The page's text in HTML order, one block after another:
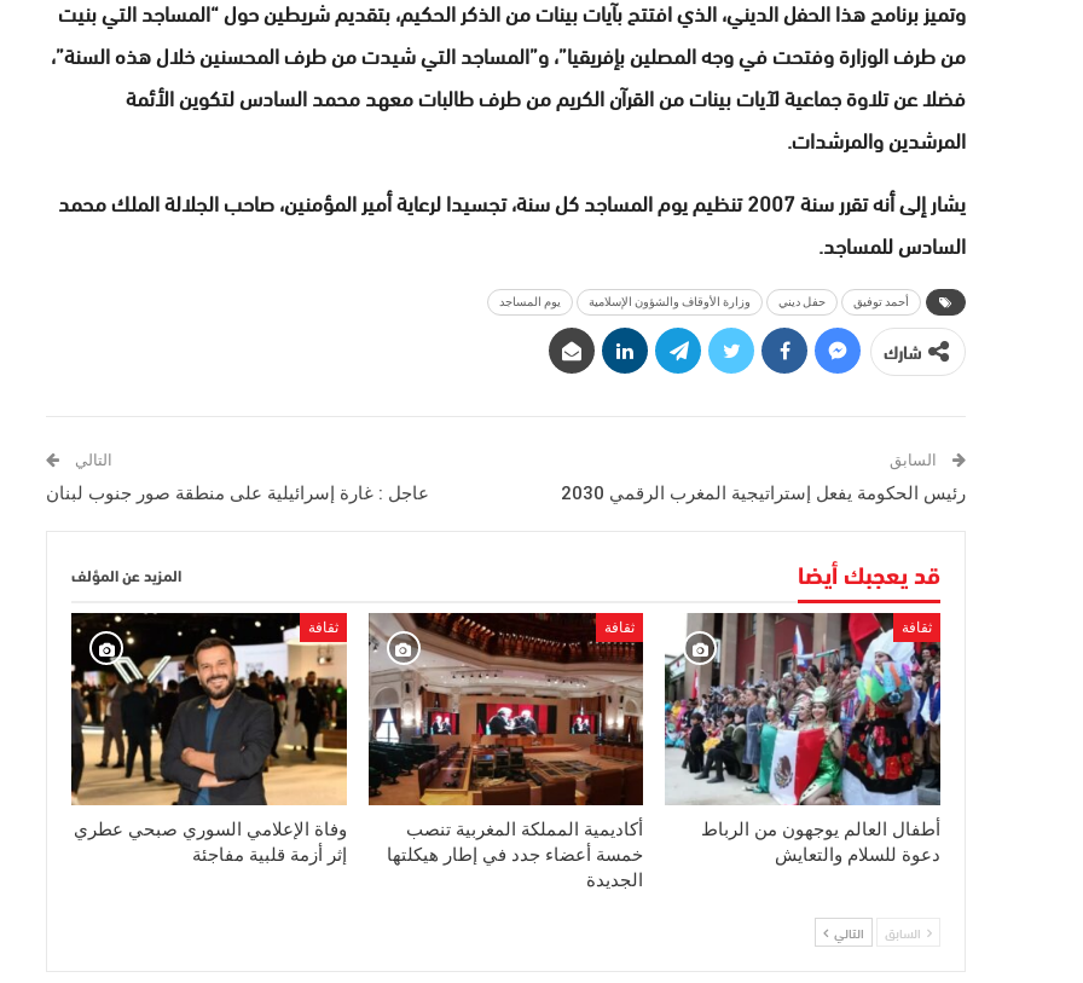
وتميز برنامج هذا الحفل الديني، الذي افتتح بآيات بينات من الذكر الحكيم، بتقديم شريطين حول “المساجد التي بنيت
من طرف الوزارة وفتحت في وجه المصلين بإفريقيا”، و”المساجد التي شيدت من طرف المحسنين خلال هذه السنة”،
فضلا عن تلاوة جماعية لآيات بينات من القرآن الكريم من طرف طالبات معهد محمد السادس لتكوين الأئمة
المرشدين والمرشدات.
يشار إلى أنه تقرر سنة 2007 تنظيم يوم المساجد كل سنة، تجسيدا لرعاية أمير المؤمنين، صاحب الجلالة الملك محمد
السادس للمساجد.
أحمد توفيق حفل ديني وزارة الأوقاف والشؤون الإسلامية يوم المساجد
شارك
السابق
رئيس الحكومة يفعل إستراتيجية المغرب الرقمي 2030
التالي
عاجل : غارة إسرائيلية على منطقة صور جنوب لبنان
قد يعجبك أيضا المزيد عن المؤلف
ثقافة
أطفال العالم يوجهون من الرباط
دعوة للسلام والتعايش
ثقافة
أكاديمية المملكة المغربية تنصب
خمسة أعضاء جدد في إطار هيكلتها
الجديدة
ثقافة
وفاة الإعلامي السوري صبحي عطري
إثر أزمة قلبية مفاجئة
السابق التالي